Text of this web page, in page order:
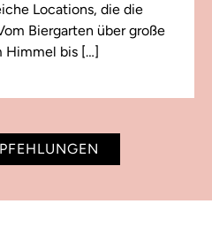
Locations, die die
Biergarten über große
Himmel bis […]